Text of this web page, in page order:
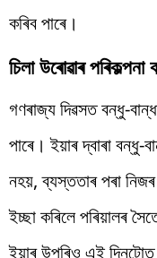
কৰিব পাৰে।
চিলা উৰোৱাৰ
গণৰাজ্য দিৱসত বন্ধু-
পাৰে। ইয়াৰ দ্বাৰা বন্ধু-
নহয়, ব্যস্ততাৰ পৰা
ইচ্ছা কৰিলে পৰিয়ালৰ
ইয়াৰ উপৰিও এই দিনটোত